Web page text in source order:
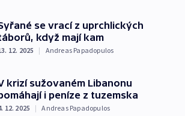
se vrací z uprchlických
když mají kam
12. 2025 | Andreas Papadopulos
krizí sužovaném Libanonu
i peníze z tuzemska
12. 2025 | Andreas Papadopulos